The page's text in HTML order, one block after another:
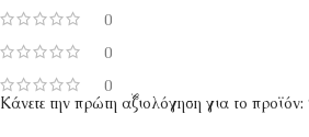
0
0
0
Κάνετε την πρώτη αξιολόγηση για το